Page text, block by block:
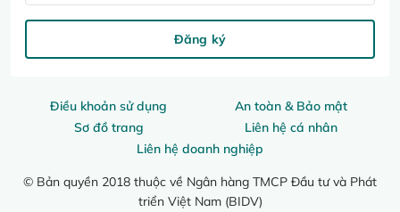
Điều khoản sử dụng
An toàn & Bảo mật
Sơ đồ trang
Liên hệ cá nhân
Liên hệ doanh nghiệp
© Bản quyền 2018 thuộc về Ngân hàng TMCP Đầu tư và Phát
triển Việt Nam (BIDV)
Đăng ký